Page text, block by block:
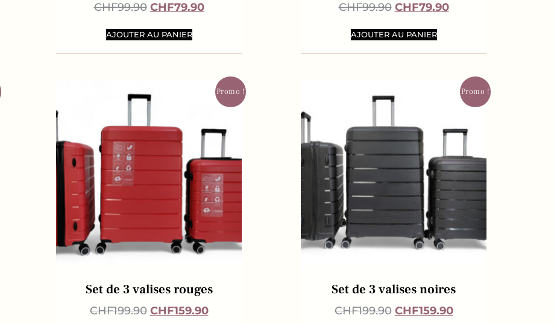
CHF99.90 CHF79.90
AJOUTER AU PANIER
CHF99.90 CHF79.90
AJOUTER AU PANIER
Promo !
Set de 3 valises rouges
CHF199.90 CHF159.90
Promo !
Set de 3 valises noires
CHF199.90 CHF159.90